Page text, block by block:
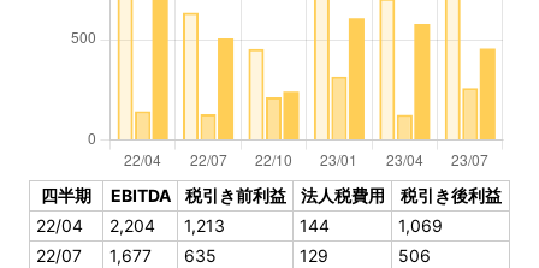
四半期 EBITDA 税引き前利益 法人税費用
税引き後利益
22/04
2,204 1,213 144
1,069
22/07
1,677 635 129
506